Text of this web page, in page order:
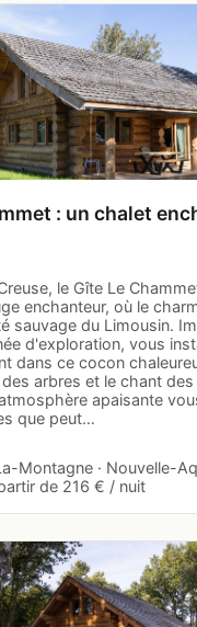
: un chalet
le Gîte Le
enchanteur, où le
sauvage du Limousin.
d'exploration, vous
dans ce cocon
arbres et le chant des
apaisante
que peut…
Montagne · Nouvelle-
de 216 € / nuit